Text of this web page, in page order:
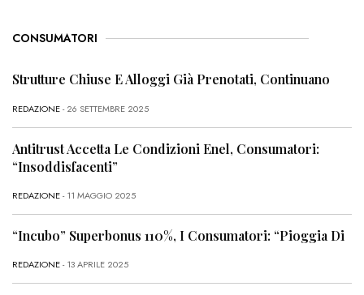
CONSUMATORI
Strutture Chiuse E Alloggi Già Prenotati, Continuano
REDAZIONE- 26 SETTEMBRE 2025
Antitrust Accetta Le Condizioni Enel, Consumatori:
“Insoddisfacenti”
REDAZIONE- 11 MAGGIO 2025
“Incubo” Superbonus 110%, I Consumatori: “Pioggia Di
REDAZIONE- 13 APRILE 2025